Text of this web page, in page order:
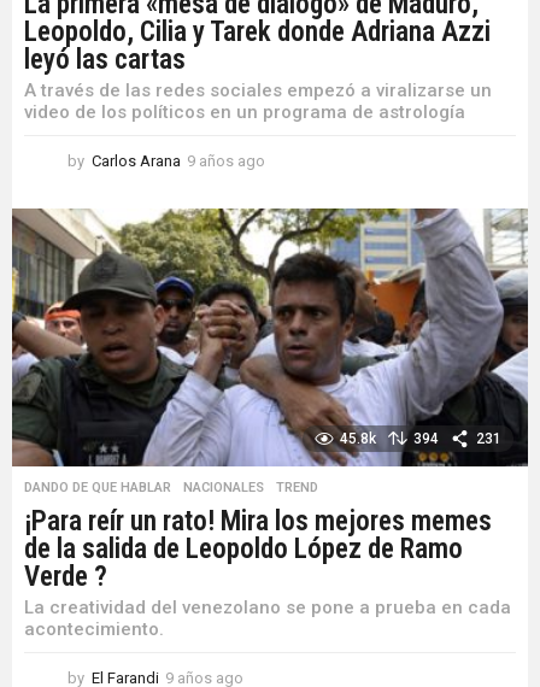
Leopoldo, Cilia y Tarek donde Adriana Azzi
leyó las cartas
A través de las redes sociales empezó a viralizarse un
video de los políticos en un programa de astrología
by Carlos Arana 9 años ago
ñ
o
s
a
g
o
45.8k 394 231
DANDO DE QUE HABLAR ,NACIONALES ,TREND
¡Para reír un rato! Mira los mejores memes
de la salida de Leopoldo López de Ramo
Verde ?
La creatividad del venezolano se pone a prueba en cada
acontecimiento.
by El Farandi 9 años ago